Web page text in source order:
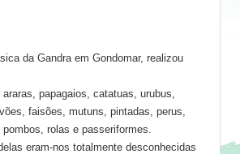
da Gandra em Gondomar, realizou
papagaios, catatuas, urubus,
faisões, mutuns, pintadas, perus,
rolas e passeriformes.
eram-nos totalmente desconhecidas